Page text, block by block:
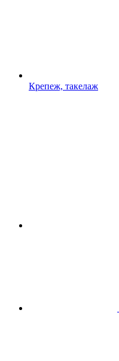
Крепеж, такелаж